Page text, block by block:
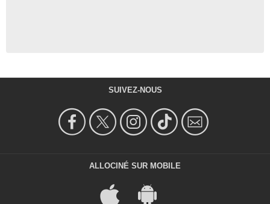
SUIVEZ-NOUS
ALLOCINÉ SUR MOBILE